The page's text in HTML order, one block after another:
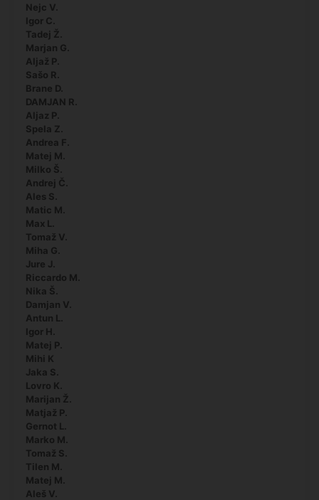
Nejc V.
Igor C.
Tadej Ž.
Marjan G.
Aljaž P.
Sašo R.
Brane D.
DAMJAN R.
Aljaz P.
Spela Z.
Andrea F.
Matej M.
Milko Š.
Andrej Č.
Ales S.
Matic M.
Max L.
Tomaž V.
Miha G.
Jure J.
Riccardo M.
Nika Š.
Damjan V.
Antun L.
Igor H.
Matej P.
Mihi K
Jaka S.
Lovro K.
Marijan Ž.
Matjaž P.
Gernot L.
Marko M.
Tomaž S.
Tilen M.
Matej M.
Aleš V.